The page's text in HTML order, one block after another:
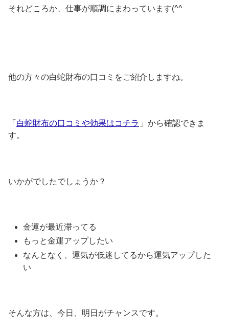
それどころか、仕事が順調にまわっています(^^
他の方々の白蛇財布の口コミをご紹介しますね。
「 白蛇財布の口コミや効果はコチラ 」から確認できま
す。
いかがでしたでしょうか？
金運が最近滞ってる
もっと金運アップしたい
なんとなく、運気が低迷してるから運気アップした
い
そんな方は、今日、明日がチャンスです。